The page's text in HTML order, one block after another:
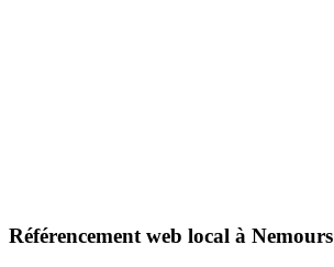
Référencement web local à Nemours